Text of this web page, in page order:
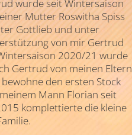
wurde seit Wintersaison
Mutter Roswitha Spiss
Gottlieb und unter
von mir Gertrud
2020/21 wurde
Gertrud von meinen Eltern
den ersten Stock
Mann Florian seit
komplettierte die kleine